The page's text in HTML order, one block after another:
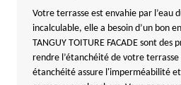
Votre terrasse est envahie par l’eau
incalculable, elle a besoin d’un bon
TANGUY TOITURE FACADE sont
rendre l’étanchéité de votre
étanchéité assure l'imperméabilité